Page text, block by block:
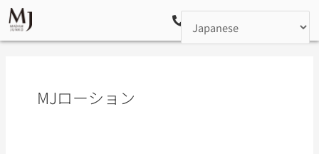
容
を
メ
ュ
MJローション